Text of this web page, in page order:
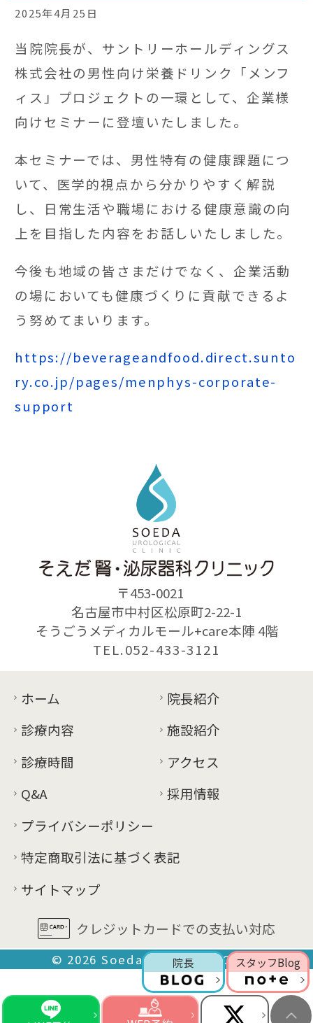
2025年4月25日
当院院長が、サントリーホールディングス
株式会社の男性向け栄養ドリンク「メンフ
ィス」プロジェクトの一環として、企業様
向けセミナーに登壇いたしました。
本セミナーでは、男性特有の健康課題につ
いて、医学的視点から分かりやすく解説
し、日常生活や職場における健康意識の向
上を目指した内容をお話しいたしました。
今後も地域の皆さまだけでなく、企業活動
の場においても健康づくりに貢献できるよ
う努めてまいります。
https://beverageandfood.direct.sunto
ry.co.jp/pages/menphys-corporate-
support
〒453-0021
名古屋市中村区松原町2-22-1
そうごうメディカルモール+care本陣 4階
TEL.052-433-3121
ホーム
院長紹介
診療内容
施設紹介
診療時間
アクセス
Q&A
採用情報
プライバシーポリシー
特定商取引法に基づく表記
サイトマップ
クレジットカードでの支払い対応
院長 スタッフBlog
© 2026 Soeda Urological Clinic